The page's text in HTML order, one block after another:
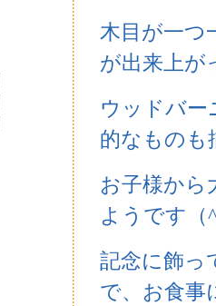
木目が一つ
が出来上が
ウッドバー
的なものも
お子様から
ようです（
記念に飾っ
で、お食